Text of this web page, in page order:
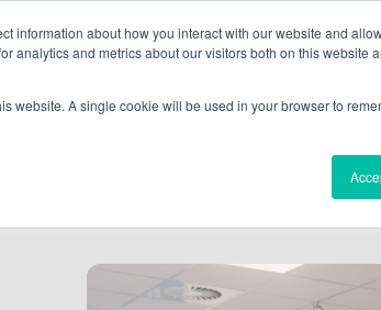
information about how you interact with our website and
and metrics about our visitors both on this website
website. A single cookie will be used in your browser to
Klantcases Over